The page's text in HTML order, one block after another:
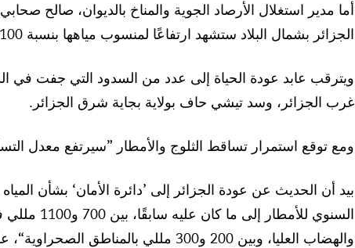
أما مدير استغلال الأرصاد الجوية والمناخ بالديوان، صالح
الجزائر بشمال البلاد ستشهد ارتفاعًا لمنسوب مياهها بنسبة 100%“.
ويترقب عابد عودة الحياة إلى عدد من السدود التي جفت في
غرب الجزائر، وسد تيشي حاف بولاية بجاية شرق الجزائر.
ومع توقع استمرار تساقط الثلوج والأمطار ”سيرتفع معدل التساقط
بيد أن الحديث عن عودة الجزائر إلى ’دائرة الأمان‘ بشأن
والهضاب العليا، وبين 200 و300 مللي بالمناطق الصحراوية“، على حد قول فرحات.